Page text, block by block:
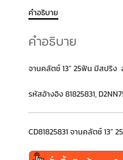
คำอธิบาย
คำอธิบาย
จานคลัตช์ 13” 25ฟัน มีสปริ
รหัสอ้างอิง 81825831,
CD81825831 จานคลัตช์